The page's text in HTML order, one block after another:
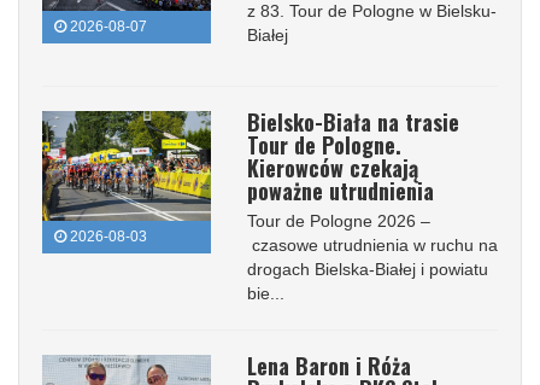
2026-08-07
z 83. Tour de Pologne w Bielsku-
Białej
2026-08-03
Bielsko-Biała na trasie
Tour de Pologne.
Kierowców czekają
poważne utrudnienia
Tour de Pologne 2026 –
czasowe utrudnienia w ruchu na
drogach Bielska-Białej i powiatu
bie...
Lena Baron i Róża